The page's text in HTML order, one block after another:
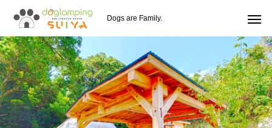
Dogs are Family.